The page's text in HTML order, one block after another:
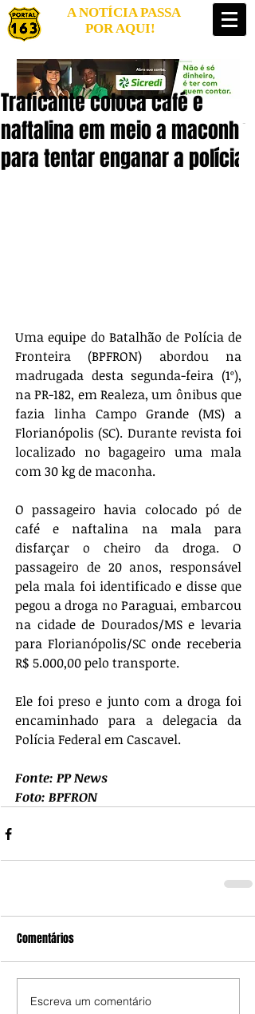
A NOTÍCIA PASSA
POR AQUI!
Traficante coloca café e
naftalina em meio a maconha
para tentar enganar a polícia
Uma equipe do Batalhão de Polícia de
Fronteira (BPFRON) abordou na
madrugada desta segunda-feira (1º),
na PR-182, em Realeza, um ônibus que
fazia linha Campo Grande (MS) a
Florianópolis (SC). Durante revista foi
localizado no bagageiro uma mala
com 30 kg de maconha.
O passageiro havia colocado pó de
café e naftalina na mala para
disfarçar o cheiro da droga. O
passageiro de 20 anos, responsável
pela mala foi identificado e disse que
pegou a droga no Paraguai, embarcou
na cidade de Dourados/MS e levaria
para Florianópolis/SC onde receberia
R$ 5.000,00 pelo transporte.
Ele foi preso e junto com a droga foi
encaminhado para a delegacia da
Polícia Federal em Cascavel.
Fonte: PP News
Foto: BPFRON
Comentários
Escreva um comentário